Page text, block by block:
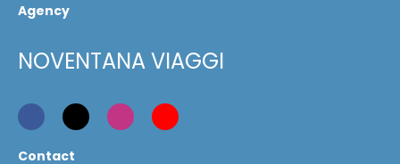
Agency
NOVENTANA VIAGGI
Contact